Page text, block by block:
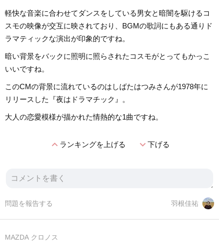
軽快な音楽に合わせてダンスをしている男女と暗闇を駆けるコ
スモの映像が交互に映されており、BGMの歌詞にもある通りド
ラマティックな演出が印象的ですね。
暗い背景をバックに照明に照らされたコスモがとってもかっこ
いいですね。
このCMの背景に流れているのはしばたはつみさんが1978年に
リリースした『夜はドラマチック』。
大人の恋愛模様が描かれた情熱的な1曲ですね。
expand_lessランキングを上げる expand_more下げる
羽根佳祐
問題を報告する
MAZDA クロノス